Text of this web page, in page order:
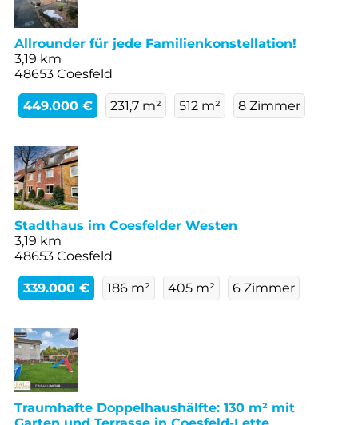
Allrounder für jede Familienkonstellation!
3,19 km
48653 Coesfeld
449.000 € 231,7 m² 512 m² 8 Zimmer
Stadthaus im Coesfelder Westen
3,19 km
48653 Coesfeld
339.000 € 186 m² 405 m² 6 Zimmer
Traumhafte Doppelhaushälfte: 130 m² mit